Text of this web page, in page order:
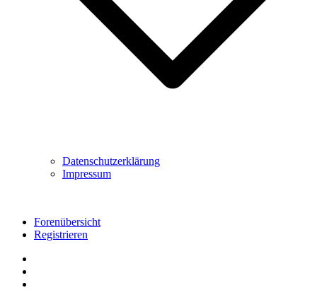
Datenschutzerklärung
Impressum
Forenübersicht
Registrieren